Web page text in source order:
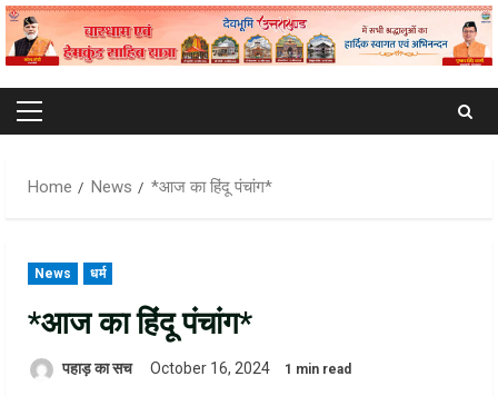
Primary
Home
News *आज का हिंदू पंचांग*
News धर्म
*आज का हिंदू पंचांग*
पहाड़ का सच October 16, 2024 1 min read